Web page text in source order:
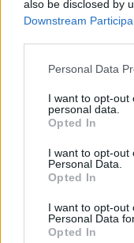
also be disclosed by
Downstream
Please note that this
not limited to your
grant or deny
use your data for
consent section.
Personal Data
I want to opt-out
personal data.
Opted In
I want to opt-out
Personal Data.
Opted In
I want to opt-out
Personal Data
Opted In
Népszerű